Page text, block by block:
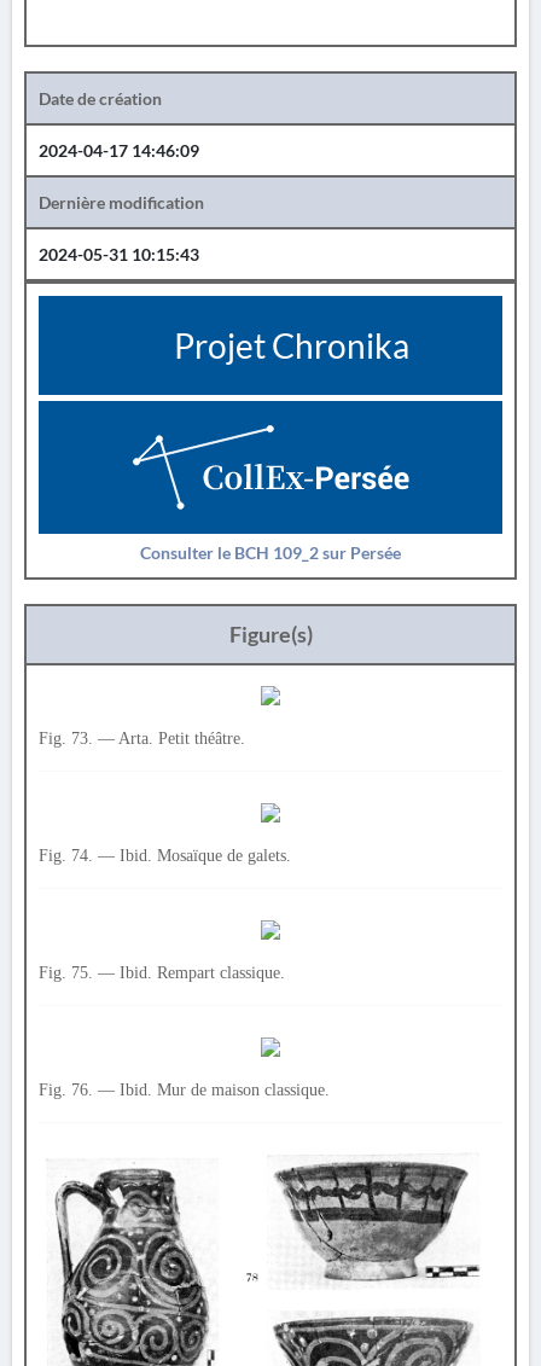
Date de création
2024-04-17 14:46:09
Dernière modification
2024-05-31 10:15:43
Projet Chronika
Consulter le BCH 109_2 sur Persée
Figure(s)
Fig. 73. — Arta. Petit théâtre.
Fig. 74. — Ibid. Mosaïque de galets.
Fig. 75. — Ibid. Rempart classique.
Fig. 76. — Ibid. Mur de maison classique.